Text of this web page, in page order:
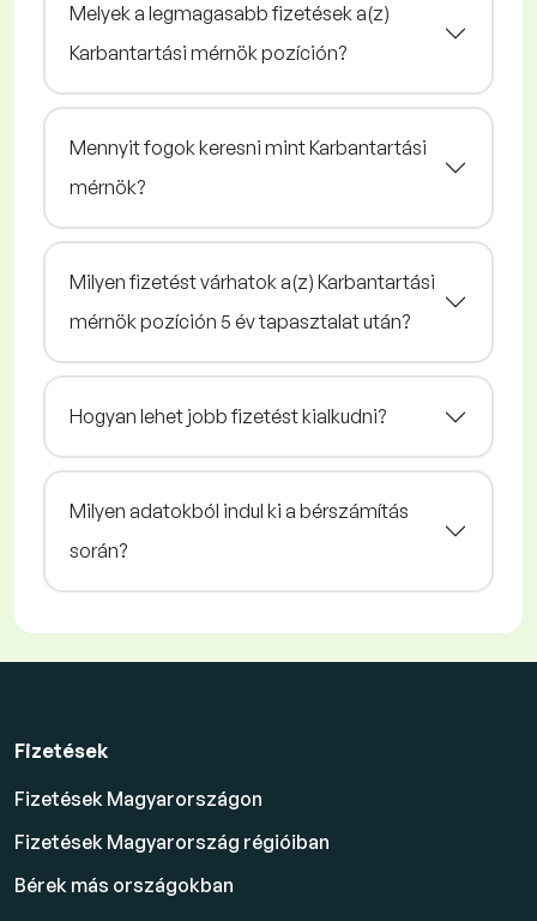
Melyek a legmagasabb fizetések a(z)
Karbantartási mérnök pozíción?
Mennyit fogok keresni mint Karbantartási
mérnök?
Milyen fizetést várhatok a(z) Karbantartási
mérnök pozíción 5 év tapasztalat után?
Hogyan lehet jobb fizetést kialkudni?
Milyen adatokból indul ki a bérszámítás
során?
Fizetések
Fizetések Magyarországon
Fizetések Magyarország régióiban
Bérek más országokban